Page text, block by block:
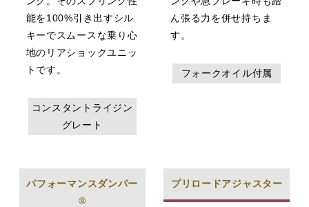
能を100%引き出すシル
キーでスムースな乗り心
地のリアショックユニッ
トです。
コンスタントライジン
グレート
ん張る力を併せ持ちま
す。
フォークオイル付属
パフォーマンスダンパー
®
プリロードアジャスター